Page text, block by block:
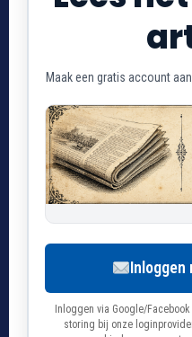
Maak een gratis account
Inloggen
Inloggen via Google/
storing bij onze